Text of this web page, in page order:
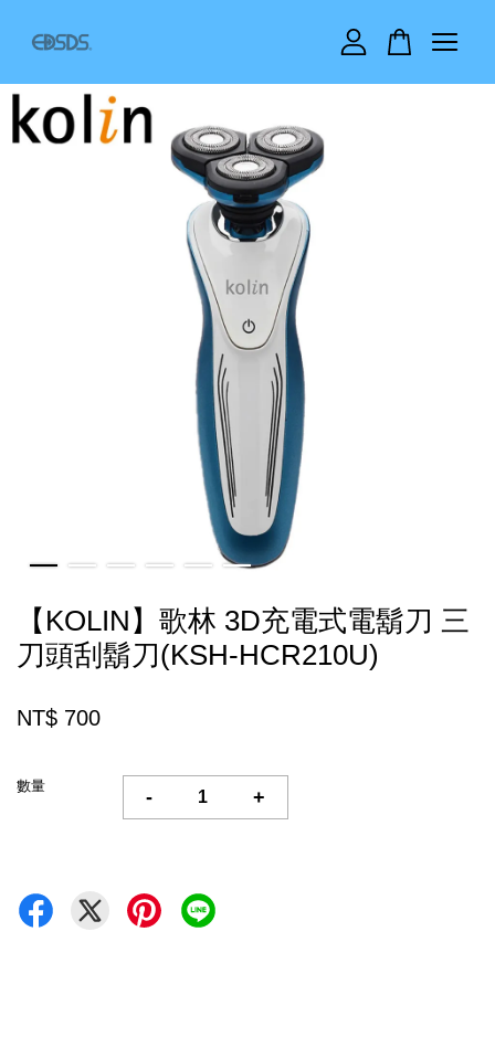
【KOLIN】歌林 3D充電式電鬍刀 三
刀頭刮鬍刀(KSH-HCR210U)
NT$ 700
數量
- +
您的購物車目前還是空的。
繼續購物